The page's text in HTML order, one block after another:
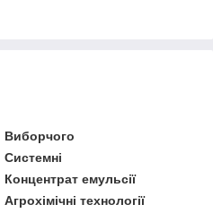
Виборчого
Системні
Концентрат емульсії
Агрохімічні технології